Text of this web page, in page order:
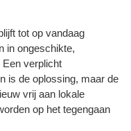
tot op vandaag
in ongeschikte,
Een verplicht
is de oplossing, maar de
vrij aan lokale
op het tegengaan